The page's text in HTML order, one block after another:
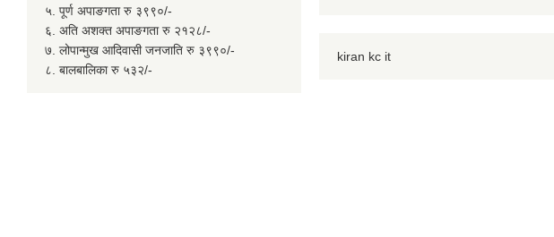
५. पूर्ण अपाङगता रु ३९९०/-
६. अति अशक्त अपाङगता रु २१२८/-
७. लोपान्मुख आदिवासी जनजाति रु ३९९०/-
८. बालबालिका रु ५३२/-
kiran kc it